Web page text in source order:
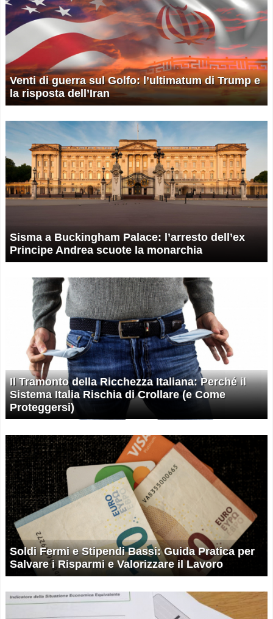
Venti di guerra sul Golfo: l’ultimatum di Trump e
la risposta dell’Iran
Sisma a Buckingham Palace: l’arresto dell’ex
Principe Andrea scuote la monarchia
Il Tramonto della Ricchezza Italiana: Perché il
Sistema Italia Rischia di Crollare (e Come
Proteggersi)
Soldi Fermi e Stipendi Bassi: Guida Pratica per
Salvare i Risparmi e Valorizzare il Lavoro